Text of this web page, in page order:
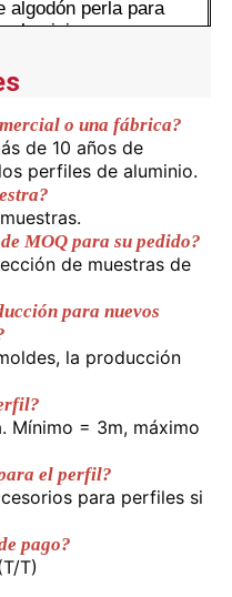
algodón perla para
aluminio;
acuerdo a la solicitud
agua y humedad.
a las
y a la
con retención de
del corte y
de los
esquinas.
o una fábrica?
de 10 años de
perfiles de aluminio.
MOQ para su pedido?
de muestras de
para nuevos
la producción
Mínimo = 3m, máximo
el perfil?
para perfiles si
pago?
T)